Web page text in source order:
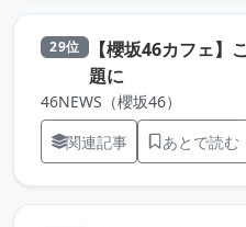
29位
【櫻坂46カフェ】
題に
46NEWS（櫻坂46）
関連記事
あとで読む